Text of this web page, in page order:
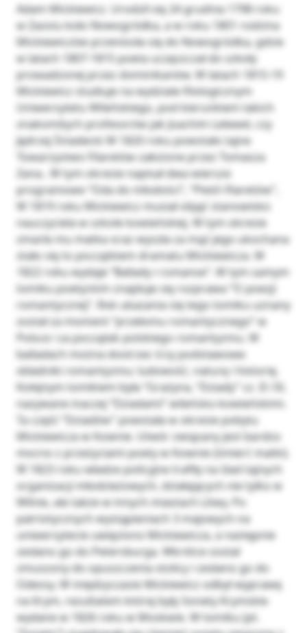
Adam Mickiewicz. Urodził się 24 grudnia 1798 roku
w Zaosiu koło Nowogródka, a w roku 1801 rodzina
Mickiewiczów przeniosła się do Nowogródka, gdzie
w latach 1807-1815 poeta uczęszczał do szkoły
prowadzonej przez dominikanów. W latach 1815-19
Mickiewicz studiuje na wydziale filologicznym
Uniwersytetu Wileńskiego, pod kierunkiem takich
znakomitych profesorów jak Joachim Lelewel, czy
Jędrzej Śniadecki W 1820 roku powstało tajne
Towarzystwo Filaretów założone przez Tomasza
Zana.. W tym okresie napisał dwa wiersze
programowe “Oda do młodości”, “Pieśń filaretów”,
W 1819 roku Mickiewicz musiał objąć stanowisko
nauczyciela w szkole kowieńskiej. W tym okresie
zmarła mu matka oraz wyszła za mąż jego ukochana
stało się to początkiem dramatu Mickiewicza. W
1822 roku wydaje “Ballady i romanse”. W tym samym
tomiku poetyckim znajduje się rozprawa “O poezji
romantycznej”. Rok ukazania się tego tomiku uznany
został za moment “przełomu romantycznego” w
Polsce i za początek polskiego romantyzmu. W
balladach można dostrzec trzy podstawowe
składniki romantyzmu: ludowość, naturę i historię.
Kolejnym tomikiem była “Grażyna, “Dziady” cz. II i IV,
nazywane inaczej “Dziadami” wileńsko-kowieńskimi.
Ta część “Dziadów” powstała w okresie pobytu
Mickiewicza w Kownie. Utwór związany jest bardzo
mocno z przeżyciami poety w Kownie (śmierć matki).
W 1823 roku władze policyjne trafiły na ślad tajnych
organizacji młodzieżowych, działających nie tylko w
Wilnie, ale także w innych miastach Litwy. Po
patriotycznych wystąpieniach 3 majowych na
uniwersytecie uwięziono Mickiewicza, a następnie
zesłano go do Petersburga. Wkrótce został
zmuszony do opuszczenia stolicy i zesłano go do
Odessy. W międzyczasie Mickiewicz odbył wyprawę
na Krym, rezultatem której były Sonety Krymskie
wydane w 1826 roku w Moskwie. W tomiku (pt.